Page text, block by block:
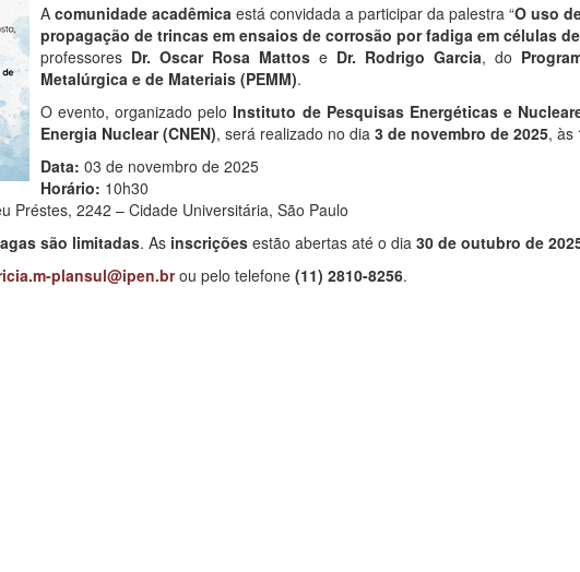
A comunidade acadêmica está convidada a participar da palestra “O uso
propagação de trincas em ensaios de corrosão por fadiga em células
professores Dr. Oscar Rosa Mattose Dr. Rodrigo Garcia, do
Metalúrgica e de Materiais (PEMM).
O evento, organizado peloInstituto de Pesquisas Energéticas e
Energia Nuclear (CNEN), será realizado no dia 3 de novembro de 2025, às
Data: 03 de novembro de 2025
Horário: 10h30
Préstes, 2242 – Cidade Universitária, São Paulo
são limitadas. As inscriçõesestão abertas até o dia 30 de outubro de
plansul@ipen.brou pelo telefone (11) 2810-8256.